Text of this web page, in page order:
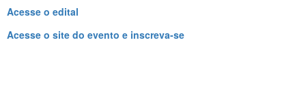
Acesse o edital
Acesse o site do evento e inscreva-se